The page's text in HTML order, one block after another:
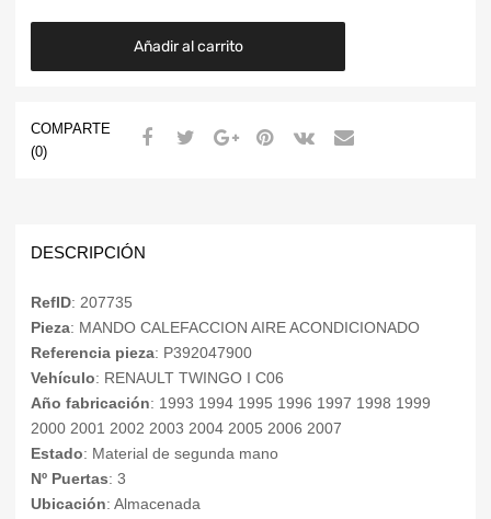
Añadir al carrito
COMPARTE
(0)
DESCRIPCIÓN
RefID: 207735
Pieza: MANDO CALEFACCION AIRE ACONDICIONADO
Referencia pieza: P392047900
Vehículo: RENAULT TWINGO I C06
Año fabricación: 1993 1994 1995 1996 1997 1998 1999
2000 2001 2002 2003 2004 2005 2006 2007
Estado: Material de segunda mano
Nº Puertas: 3
Ubicación: Almacenada